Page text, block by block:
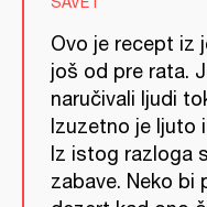
Ovo je recept iz
još od pre rata.
naručivali ljudi
Izuzetno je ljuto
Iz istog razloga
zabave. Neko bi